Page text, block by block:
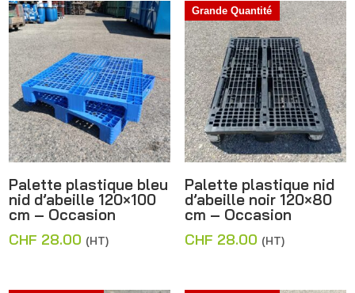
CHF 14.00
Palette plastique bleu
nid d’abeille 120×100
cm – Occasion
CHF 28.00 (HT)
Grande Quantité
Palette plastique nid
d’abeille noir 120×80
cm – Occasion
CHF 28.00 (HT)